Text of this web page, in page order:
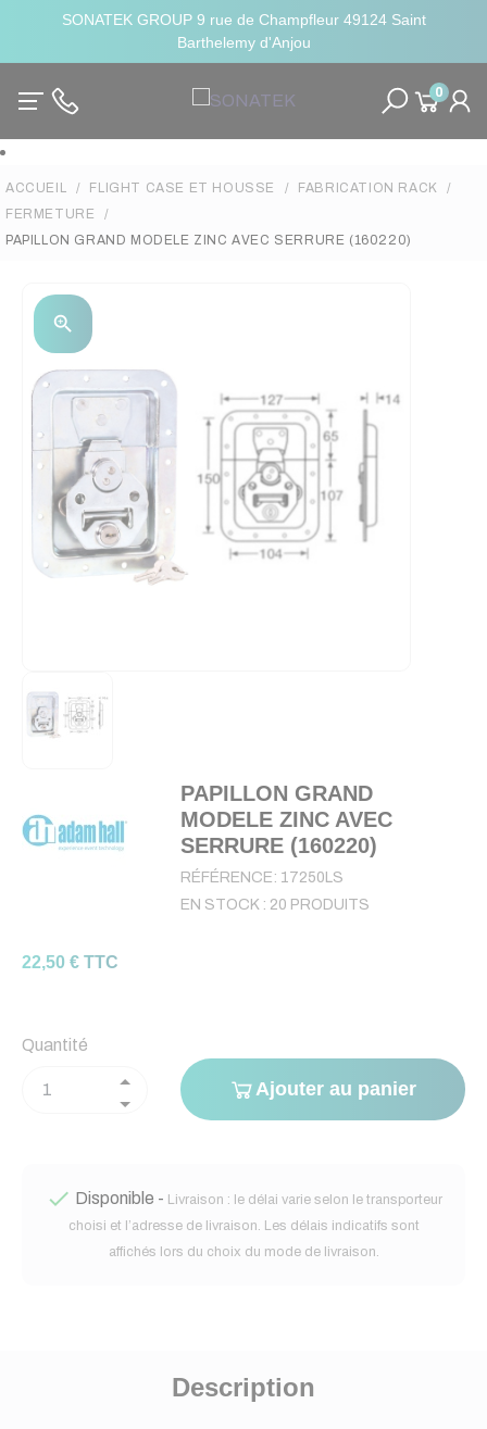
SONATEK GROUP 9 rue de Champfleur 49124 Saint
Barthelemy d'Anjou
0
ACCUEIL FLIGHT CASE ET HOUSSE
FABRICATION RACK
FERMETURE
PAPILLON GRAND MODELE ZINC AVEC SERRURE (160220)
zoom_in
PAPILLON GRAND
MODELE ZINC AVEC
SERRURE (160220)
RÉFÉRENCE: 17250LS
EN STOCK : 20 PRODUITS
22,50 € TTC
Quantité
Ajouter au panier
 Disponible - Livraison : le délai varie selon le transporteur
choisi et l’adresse de livraison. Les délais indicatifs sont
affichés lors du choix du mode de livraison.
Description